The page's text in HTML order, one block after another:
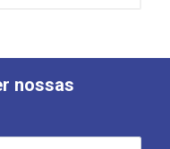
nossas